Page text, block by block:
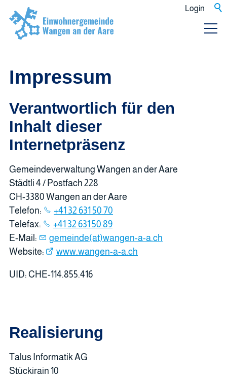
Login
Impressum
Verantwortlich für den
Inhalt dieser
Internetpräsenz
Gemeindeverwaltung Wangen an der Aare
Städtli 4 / Postfach 228
CH-3380 Wangen an der Aare
Telefon:
+41 32 631 50 70
Telefax:
+41 32 631 50 89
E-Mail:
gemeinde(at)wangen-a-a.ch
Website:
www.wangen-a-a.ch
UID: CHE-114.855.416
Realisierung
Talus Informatik AG
Stückirain 10